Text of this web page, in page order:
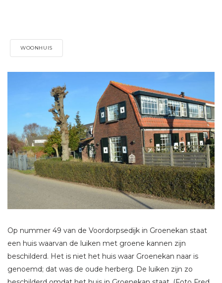
WOONHUIS
Op nummer 49 van de Voordorpsedijk in Groenekan staat
een huis waarvan de luiken met groene kannen zijn
beschilderd. Het is niet het huis waar Groenekan naar is
genoemd; dat was de oude herberg. De luiken zijn zo